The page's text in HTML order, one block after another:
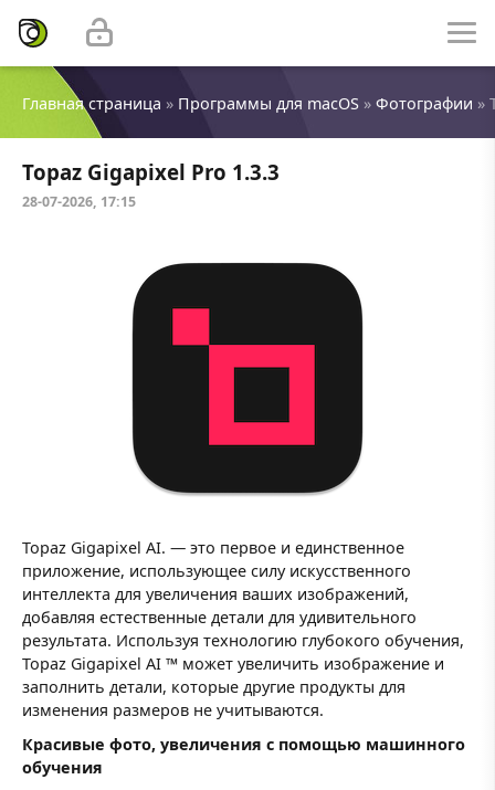
Главная страница » Программы для macOS » Фотографии »
Topaz Gigapixel Pro 1.3.3
28-07-2026, 17:15
Topaz Gigapixel AI. — это первое и единственное
приложение, использующее силу искусственного
интеллекта для увеличения ваших изображений,
добавляя естественные детали для удивительного
результата. Используя технологию глубокого обучения,
Topaz Gigapixel AI ™ может увеличить изображение и
заполнить детали, которые другие продукты для
изменения размеров не учитываются.
Красивые фото, увеличения с помощью машинного
обучения